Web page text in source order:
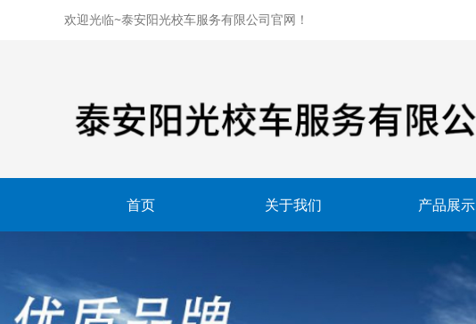
欢迎光临~泰安阳光校车服务有限公司官网！
首页 关于我们 产品展示